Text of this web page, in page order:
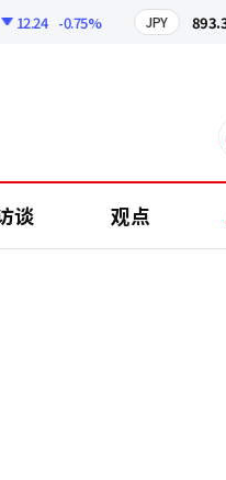
12.24 -0.75% JPY 893.38
谈 观点